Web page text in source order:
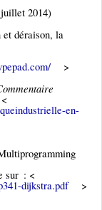
2014)
déraison, la
>
en-
sur : <
dijkstra.pdf >